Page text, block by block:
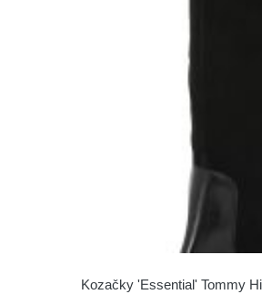
Kozačky 'Essential' Tommy